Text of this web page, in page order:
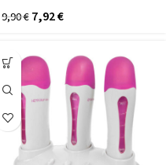
9,90€7,92€